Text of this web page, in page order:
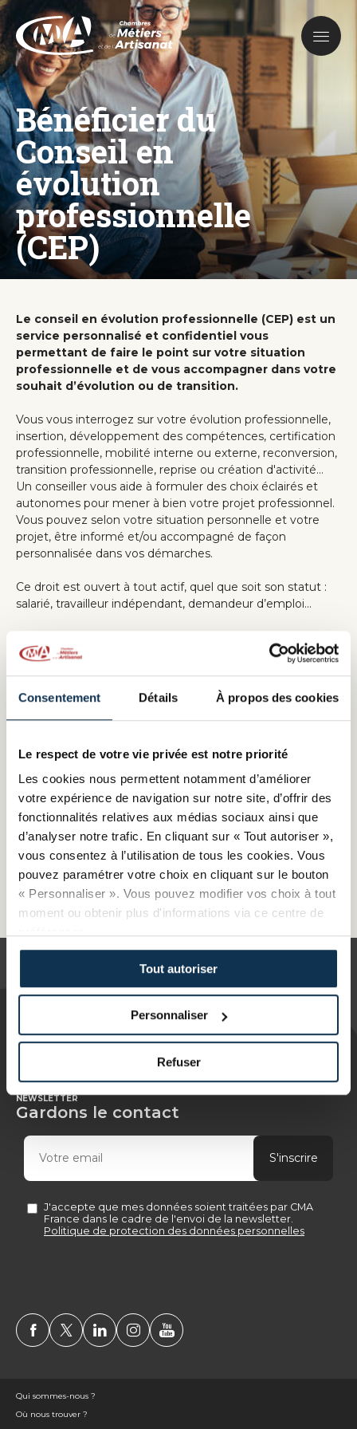
Consentement Détails À propos des cookies
Le respect de votre vie privée est notre priorité
Les cookies nous permettent notamment d’améliorer
votre expérience de navigation sur notre site, d’offrir des
fonctionnalités relatives aux médias sociaux ainsi que
d’analyser notre trafic. En cliquant sur « Tout autoriser »,
vous consentez à l’utilisation de tous les cookies. Vous
pouvez paramétrer votre choix en cliquant sur le bouton
« Personnaliser ». Vous pouvez modifier vos choix à tout
moment ou obtenir plus d'informations via ce centre de
Tout autoriser
Personnaliser
Refuser
Aller
contenu
principal
Bénéficier du
Conseil en
évolution
professionnelle
(CEP)
Le conseil en évolution professionnelle (CEP) est un
service personnalisé et confidentiel vous
permettant de faire le point sur votre situation
professionnelle et de vous accompagner dans votre
souhait d’évolution ou de transition.
Vous vous interrogez sur votre évolution professionnelle,
insertion, développement des compétences, certification
professionnelle, mobilité interne ou externe, reconversion,
transition professionnelle, reprise ou création d'activité…
Un conseiller vous aide à formuler des choix éclairés et
autonomes pour mener à bien votre projet professionnel.
Vous pouvez selon votre situation personnelle et votre
projet, être informé et/ou accompagné de façon
personnalisée dans vos démarches.
Ce droit est ouvert à tout actif, quel que soit son statut :
salarié, travailleur indépendant, demandeur d’emploi…
pour vous poser, réfléchir à votre situation professionnelle
œuvre une stratégie visant une évolution professionnelle.
Pour les CMA, il constitue un outil d’accompagnement
salariés : reconversion professionnelle, création d’activité,
création d’entreprise, sécurisation dans l’emploi ou
évolution interne dans l’artisanat…
En 2020 et 2021, plus de 20 800 temps
d’accompagnement ont été réalisés par les conseillers en
évolution professionnelle de cinq CMA, dans 39
départements et plus de 100 sites différents.
Pour prendre RDV et tout savoir sur le CEP >> Mon CEP -
Conseil en évolution professionnelle
NEWSLETTER
Gardons le contact
Qui sommes-nous ?
Où nous trouver ?